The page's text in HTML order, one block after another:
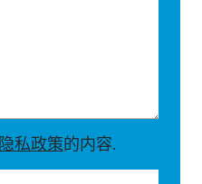
隐私政策的内容.